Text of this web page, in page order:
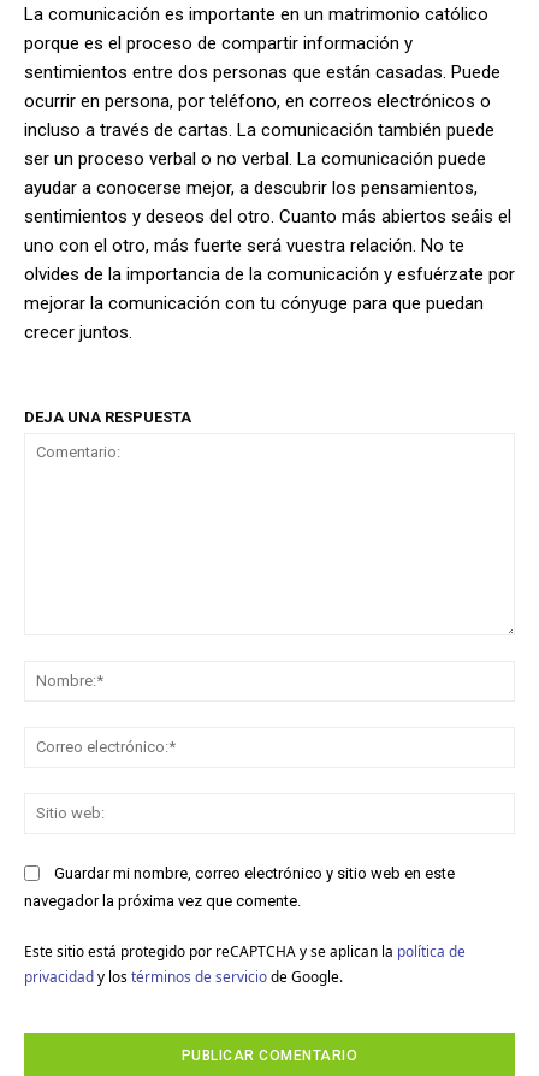
La comunicación es importante en un matrimonio católico
porque es el proceso de compartir información y
sentimientos entre dos personas que están casadas. Puede
ocurrir en persona, por teléfono, en correos electrónicos o
incluso a través de cartas. La comunicación también puede
ser un proceso verbal o no verbal. La comunicación puede
ayudar a conocerse mejor, a descubrir los pensamientos,
sentimientos y deseos del otro. Cuanto más abiertos seáis el
uno con el otro, más fuerte será vuestra relación. No te
olvides de la importancia de la comunicación y esfuérzate por
mejorar la comunicación con tu cónyuge para que puedan
crecer juntos.
DEJA UNA RESPUESTA
Guardar mi nombre, correo electrónico y sitio web en este
navegador la próxima vez que comente.
Este sitio está protegido por reCAPTCHA y se aplican la política de
privacidady los términos de serviciode Google.